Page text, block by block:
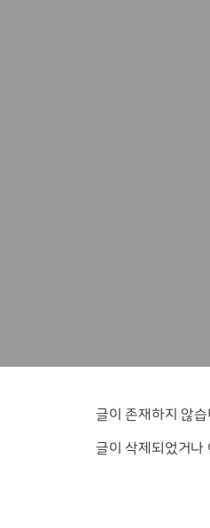
글이 존재하지 않
글이 삭제되었거나